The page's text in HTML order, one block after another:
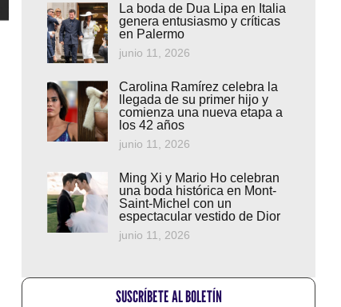
La boda de Dua Lipa en Italia
genera entusiasmo y críticas
en Palermo
junio 11, 2026
Carolina Ramírez celebra la
llegada de su primer hijo y
comienza una nueva etapa a
los 42 años
junio 11, 2026
Ming Xi y Mario Ho celebran
una boda histórica en Mont-
Saint-Michel con un
espectacular vestido de Dior
junio 11, 2026
SUSCRÍBETE AL BOLETÍN